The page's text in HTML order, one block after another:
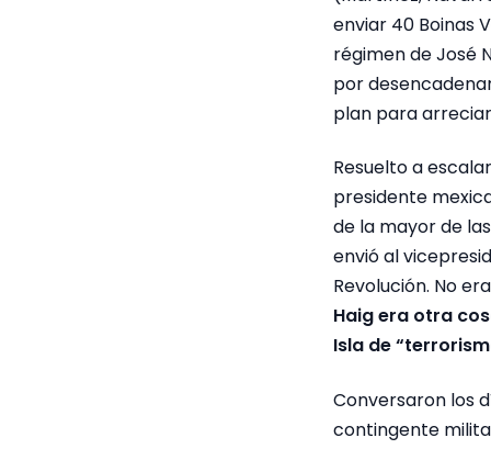
enviar 40 Boinas
régimen de José
por
plan para
Resuelto a
presidente
de la mayor de
envió al
Revolución. No
Haig era otra
Isla de
Conversaron los
contingente